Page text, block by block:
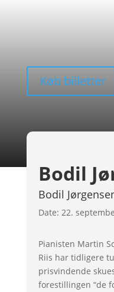
Køb billetter
Bodil
Bodil
Date: 22.
Pianisten Martin
Riis har tidligere
prisvindende
forestillingen “de